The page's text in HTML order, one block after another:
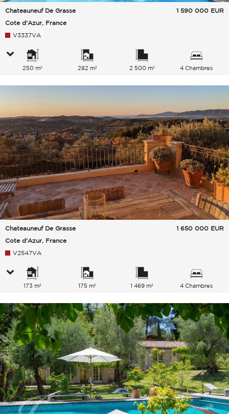
Chateauneuf De Grasse
Cote d'Azur, France
1 590 000 EUR
V3337VA
250 m² 282 m² 2 500 m² 4 Chambres
Chateauneuf De Grasse
Cote d'Azur, France
1 650 000 EUR
V2547VA
173 m² 175 m² 1 469 m² 4 Chambres